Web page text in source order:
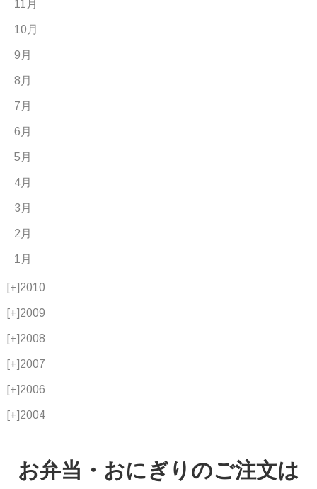
11月
10月
9月
8月
7月
6月
5月
4月
3月
2月
1月
[+]2010
[+]2009
[+]2008
[+]2007
[+]2006
[+]2004
お弁当・おにぎりのご注文は